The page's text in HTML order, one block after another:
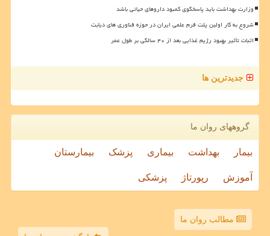
وزارت بهداشت باید پاسخگوی کمبود داروهای حیاتی باشد
شروع به کار اولین پلت فرم علمی ایران در حوزه فناوری های دیابت
اثبات تأثیر بهبود رژیم غذایی بعد از ۴۰ سالگی بر طول عمر
جدیدترین ها
گروههای روان ما
بیمار بهداشت بیماری پزشک بیمارستان
آموزش رپورتاژ پزشکی
مطالب روان ما